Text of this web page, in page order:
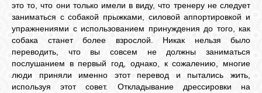
это то, что они только имели в виду, что тренеру не следует
заниматься с собакой прыжками, силовой аппортировкой и
упражнениями с использованием принуждения до того, как
собака станет более взрослой. Никак нельзя было
переводить, что вы совсем не должны заниматься
послушанием в первый год, однако, к сожалению, многие
люди приняли именно этот перевод и пытались жить,
используя этот совет. Откладывание дрессировки на